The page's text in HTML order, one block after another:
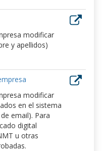
modificar
y apellidos)
modificar
en el sistema
email). Para
digital
u otras